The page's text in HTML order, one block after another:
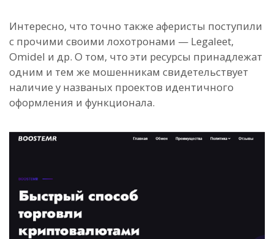
Интересно, что точно также аферисты поступили
с прочими своими лохотронами — Legaleet,
Omidel и др. О том, что эти ресурсы принадлежат
одним и тем же мошенникам свидетельствует
наличие у названых проектов идентичного
оформления и функционала.